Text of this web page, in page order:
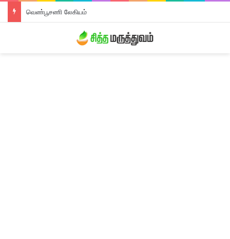
வெண்பூசணி லேகியம்